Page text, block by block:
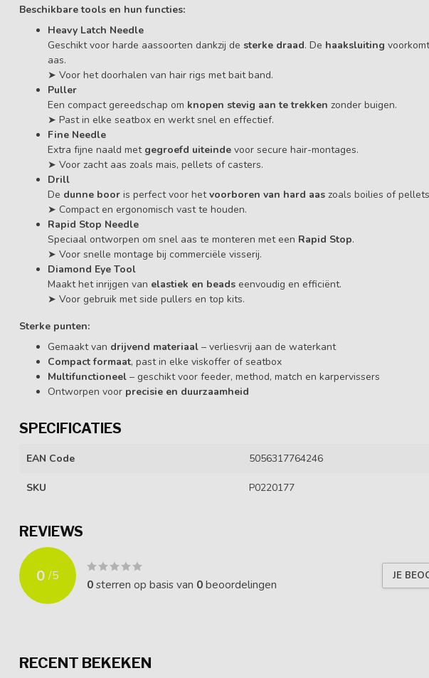
Beschikbare tools en hun functies:
Heavy Latch Needle
Geschikt voor harde aassoorten dankzij de sterke draad. De haaksluiting
aas.
➤ Voor het doorhalen van hair rigs met bait band.
Puller
Een compact gereedschap om knopen stevig aan te trekken zonder buigen.
➤ Past in elke seatbox en werkt snel en effectief.
Fine Needle
Extra fijne naald met gegroefd uiteinde voor secure hair-montages.
➤ Voor zacht aas zoals mais, pellets of casters.
Drill
De dunne boor is perfect voor hetvoorboren van hard aas zoals boilies of
➤ Compact en ergonomisch vast te houden.
Rapid Stop Needle
Speciaal ontworpen om snel aas te monteren met een Rapid Stop.
➤ Voor snelle montage bij commerciële visserij.
Diamond Eye Tool
Maakt het inrijgen van elastiek en beads eenvoudig en efficiënt.
➤ Voor gebruik met side pullers en top kits.
Sterke punten:
Gemaakt van drijvend materiaal – verliesvrij aan de waterkant
Compact formaat, past in elke viskoffer of seatbox
Multifunctioneel – geschikt voor feeder, method, match en karpervissers
Ontworpen voor precisie en duurzaamheid
SPECIFICATIES
EAN Code 5056317764246
SKU P0220177
REVIEWS
0 /5
0sterren op basis van 0beoordelingen
JE
RECENT BEKEKEN